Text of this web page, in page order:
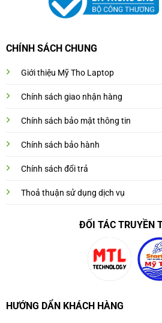
CHÍNH SÁCH CHUNG
Giới thiệu Mỹ Tho Laptop
Chính sách giao nhận hàng
Chính sách bảo mật thông tin
Chính sách bảo hành
Chính sách đổi trả
Thoả thuận sử dụng dịch vụ
ĐỐI TÁC TRUYỀN
HƯỚNG DẨN KHÁCH HÀNG